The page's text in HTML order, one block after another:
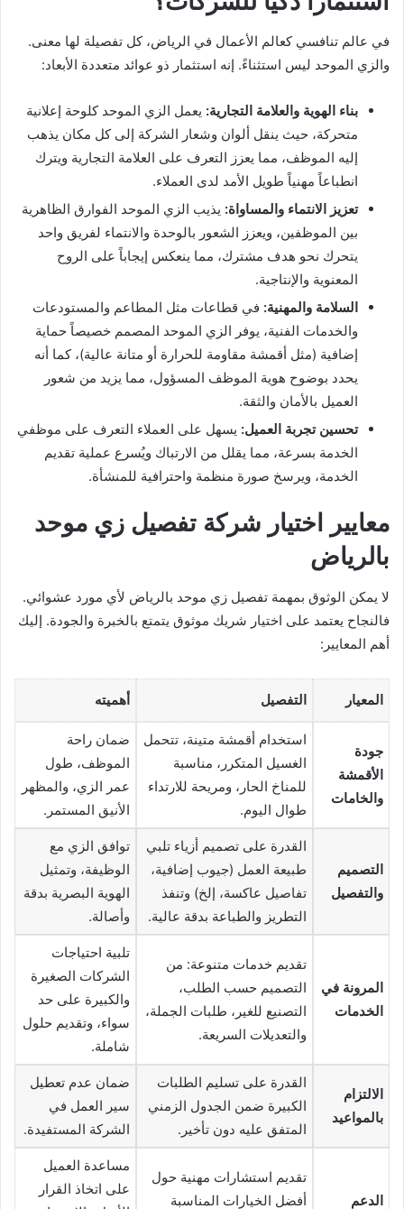
في عالم تنافسي كعالم الأعمال في الرياض، كل تفصيلة لها معنى.
والزي الموحد ليس استثناءً. إنه استثمار ذو عوائد متعددة الأبعاد:
بناء الهوية والعلامة التجارية: يعمل الزي الموحد كلوحة إعلانية
متحركة، حيث ينقل ألوان وشعار الشركة إلى كل مكان يذهب
إليه الموظف، مما يعزز التعرف على العلامة التجارية ويترك
انطباعاً مهنياً طويل الأمد لدى العملاء.
تعزيز الانتماء والمساواة: يذيب الزي الموحد الفوارق الظاهرية
بين الموظفين، ويعزز الشعور بالوحدة والانتماء لفريق واحد
يتحرك نحو هدف مشترك، مما ينعكس إيجاباً على الروح
المعنوية والإنتاجية.
السلامة والمهنية: في قطاعات مثل المطاعم والمستودعات
والخدمات الفنية، يوفر الزي الموحد المصمم خصيصاً حماية
إضافية (مثل أقمشة مقاومة للحرارة أو متانة عالية)، كما أنه
يحدد بوضوح هوية الموظف المسؤول، مما يزيد من شعور
العميل بالأمان والثقة.
تحسين تجربة العميل: يسهل على العملاء التعرف على موظفي
الخدمة بسرعة، مما يقلل من الارتباك ويُسرع عملية تقديم
الخدمة، ويرسخ صورة منظمة واحترافية للمنشأة.
معايير اختيار شركة تفصيل زي موحد
بالرياض
لا يمكن الوثوق بمهمة تفصيل زي موحد بالرياض لأي مورد عشوائي.
فالنجاح يعتمد على اختيار شريك موثوق يتمتع بالخبرة والجودة. إليك
أهم المعايير:
المعيار التفصيل أهميته
جودة
الأقمشة
والخامات
استخدام أقمشة متينة، تتحمل
الغسيل المتكرر، مناسبة
للمناخ الحار، ومريحة للارتداء
طوال اليوم.
ضمان راحة
الموظف، طول
عمر الزي، والمظهر
الأنيق المستمر.
التصميم
والتفصيل
القدرة على تصميم أزياء تلبي
طبيعة العمل (جيوب إضافية،
تفاصيل عاكسة، إلخ) وتنفذ
التطريز والطباعة بدقة عالية.
توافق الزي مع
الوظيفة، وتمثيل
الهوية البصرية بدقة
وأصالة.
المرونة في
الخدمات
تقديم خدمات متنوعة: من
التصميم حسب الطلب،
التصنيع للغير، طلبات الجملة،
والتعديلات السريعة.
تلبية احتياجات
الشركات الصغيرة
والكبيرة على حد
سواء، وتقديم حلول
شاملة.
الالتزام
بالمواعيد
القدرة على تسليم الطلبات
الكبيرة ضمن الجدول الزمني
المتفق عليه دون تأخير.
ضمان عدم تعطيل
سير العمل في
الشركة المستفيدة.
الدعم
تقديم استشارات مهنية حول
أفضل الخيارات المناسبة
مساعدة العميل
على اتخاذ القرار